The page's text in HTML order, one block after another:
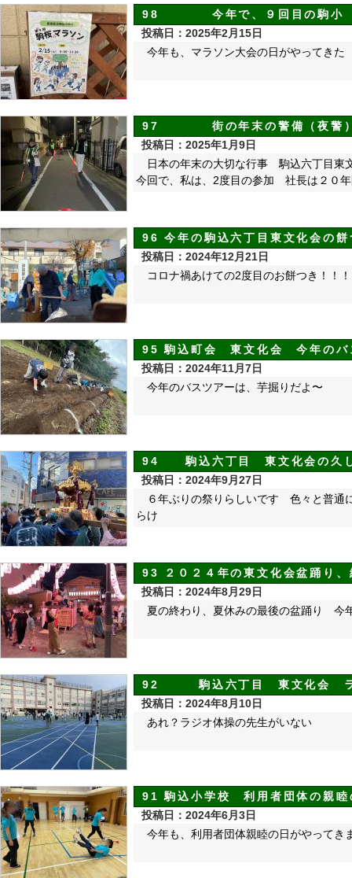
98 今年で、９回目の駒小
投稿日：2025年2月15日
今年も、マラソン大会の日がやってきた
97 街の年末の警備（夜警
投稿日：2025年1月9日
日本の年末の大切な行事 駒込六丁目
今回で、私は、2度目の参加 社長は２０
96 今年の駒込六丁目東文化会の餅
投稿日：2024年12月21日
コロナ禍あけての2度目のお餅つき！！！
95 駒込町会 東文化会 今年の
投稿日：2024年11月7日
今年のバスツアーは、芋掘りだよ〜
94 駒込六丁目 東文化会の久
投稿日：2024年9月27日
６年ぶりの祭りらしいです 色々と普
らけ
93 ２０２４年の東文化会盆踊り、
投稿日：2024年8月29日
夏の終わり、夏休みの最後の盆踊り 今
92 駒込六丁目 東文化会 ラ
投稿日：2024年8月10日
あれ？ラジオ体操の先生がいない
91 駒込小学校 利用者団体の親睦
投稿日：2024年6月3日
今年も、利用者団体親睦の日がやってき